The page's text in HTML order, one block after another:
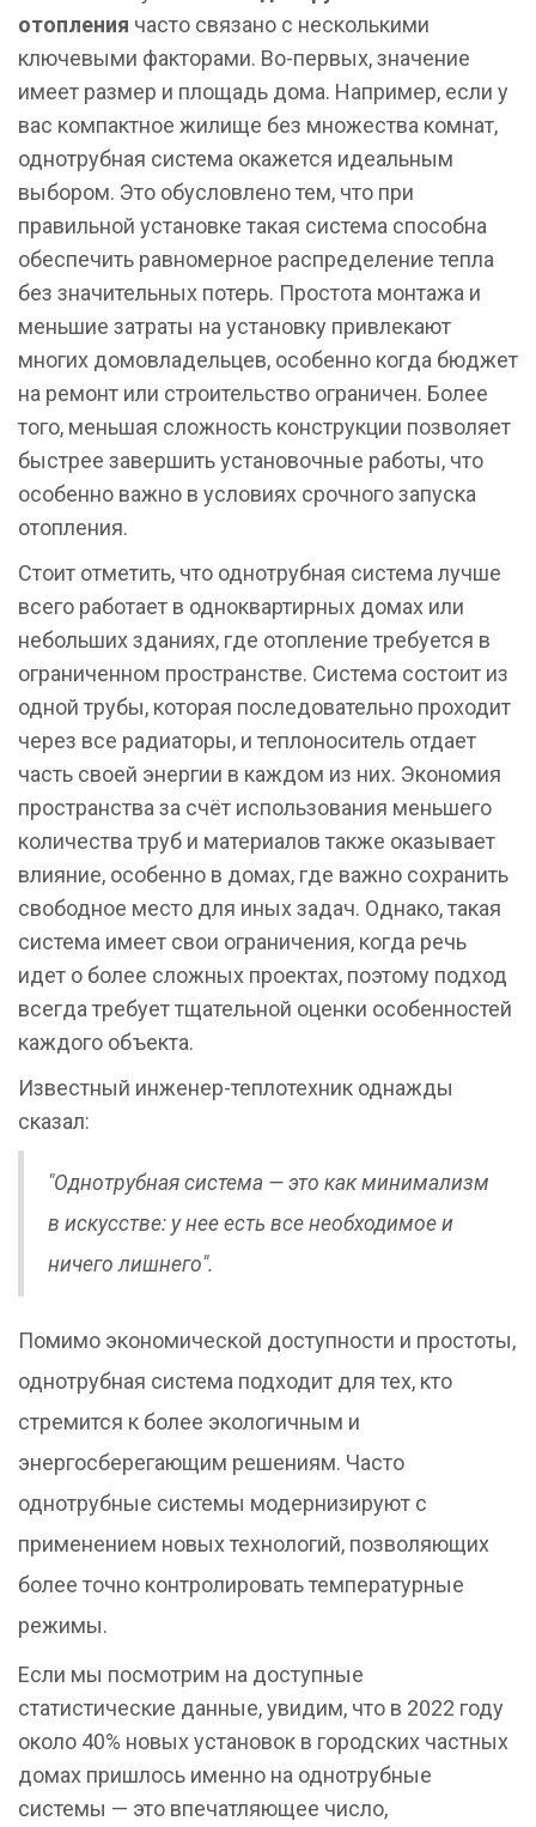
отопления часто связано с несколькими
ключевыми факторами. Во-первых, значение
имеет размер и площадь дома. Например, если у
вас компактное жилище без множества комнат,
однотрубная система окажется идеальным
выбором. Это обусловлено тем, что при
правильной установке такая система способна
обеспечить равномерное распределение тепла
без значительных потерь. Простота монтажа и
меньшие затраты на установку привлекают
многих домовладельцев, особенно когда бюджет
на ремонт или строительство ограничен. Более
того, меньшая сложность конструкции позволяет
быстрее завершить установочные работы, что
особенно важно в условиях срочного запуска
отопления.
Стоит отметить, что однотрубная система лучше
всего работает в одноквартирных домах или
небольших зданиях, где отопление требуется в
ограниченном пространстве. Система состоит из
одной трубы, которая последовательно проходит
через все радиаторы, и теплоноситель отдает
часть своей энергии в каждом из них. Экономия
пространства за счёт использования меньшего
количества труб и материалов также оказывает
влияние, особенно в домах, где важно сохранить
свободное место для иных задач. Однако, такая
система имеет свои ограничения, когда речь
идет о более сложных проектах, поэтому подход
всегда требует тщательной оценки особенностей
каждого объекта.
Известный инженер-теплотехник однажды
сказал:
"Однотрубная система — это как минимализм
в искусстве: у нее есть все необходимое и
ничего лишнего".
Помимо экономической доступности и простоты,
однотрубная система подходит для тех, кто
стремится к более экологичным и
энергосберегающим решениям. Часто
однотрубные системы модернизируют с
применением новых технологий, позволяющих
более точно контролировать температурные
режимы.
Если мы посмотрим на доступные
статистические данные, увидим, что в 2022 году
около 40% новых установок в городских частных
домах пришлось именно на однотрубные
системы — это впечатляющее число,